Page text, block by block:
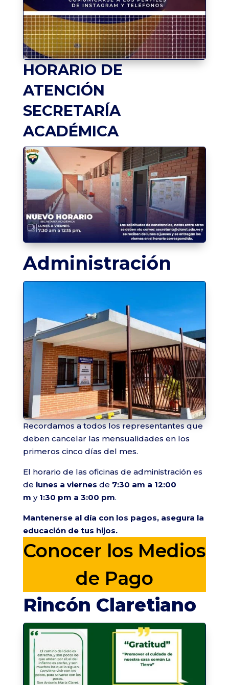
HORARIO DE
ATENCIÓN
SECRETARÍA
ACADÉMICA
Administración
Recordamos a todos los representantes que
deben cancelar las mensualidades en los
primeros cinco días del mes.
El horario de las oficinas de administración es
de lunes a viernes de 7:30 am a 12:00
m y 1:30 pm a 3:00 pm.
Mantenerse al día con los pagos, asegura la
educación de tus hijos.
Conocer los Medios
de Pago
Rincón Claretiano